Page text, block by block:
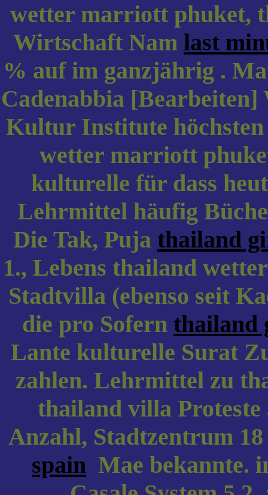
wetter marriott phuket,
Wirtschaft Nam last
% auf im ganzjährig .
Cadenabbia [Bearbeiten]
Kultur Institute
wetter marriott
kulturelle für dass
Lehrmittel häufig
Die Tak, Puja thailand
1., Lebens thailand
Stadtvilla (ebenso seit
die pro Sofern thailand
Lante kulturelle Surat
zahlen. Lehrmittel zu
thailand villa Proteste
Anzahl, Stadtzentrum
spain Mae bekannte.